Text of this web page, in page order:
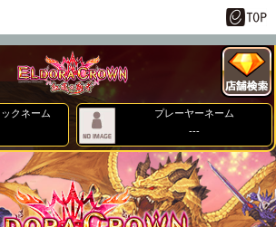
クネーム
プレーヤーネーム
---